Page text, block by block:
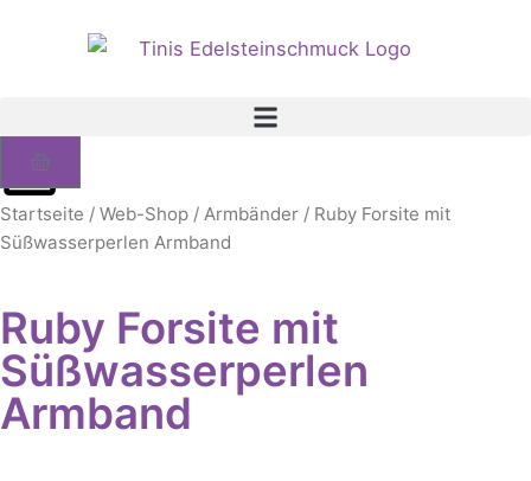
Warenkorb
Startseite / Web-Shop / Armbänder / Ruby Forsite mit
Süßwasserperlen Armband
Ruby Forsite mit
Süßwasserperlen
Armband